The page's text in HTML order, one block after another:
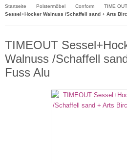
Startseite Polstermöbel Conform TIME
Sessel+Hocker Walnuss /Schaffell sand + Arts
TIMEOUT
Walnuss /Schaffell
Fuss Alu